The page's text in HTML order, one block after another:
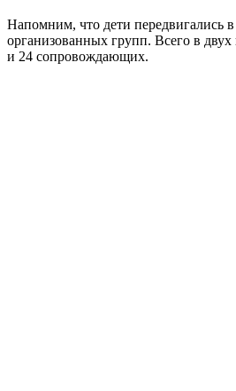
Напомним, что дети передвигались в
организованных групп. Всего в
и 24 сопровождающих.